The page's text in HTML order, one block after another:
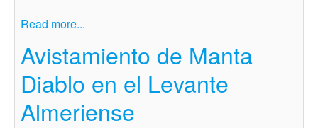
Read more...
Avistamiento de Manta
Diablo en el Levante
Almeriense